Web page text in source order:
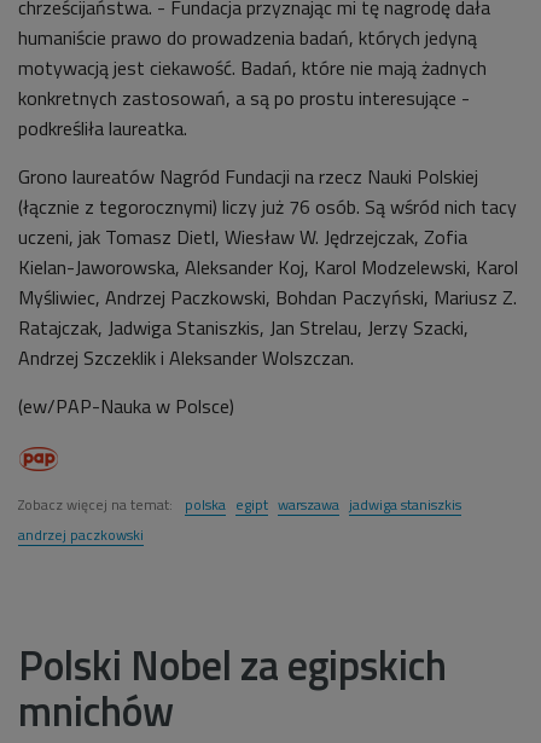
chrześcijaństwa. - Fundacja przyznając mi tę nagrodę dała
humaniście prawo do prowadzenia badań, których jedyną
motywacją jest ciekawość. Badań, które nie mają żadnych
konkretnych zastosowań, a są po prostu interesujące -
podkreśliła laureatka.
Grono laureatów Nagród Fundacji na rzecz Nauki Polskiej
(łącznie z tegorocznymi) liczy już 76 osób. Są wśród nich tacy
uczeni, jak Tomasz Dietl, Wiesław W. Jędrzejczak, Zofia
Kielan-Jaworowska, Aleksander Koj, Karol Modzelewski, Karol
Myśliwiec, Andrzej Paczkowski, Bohdan Paczyński, Mariusz Z.
Ratajczak, Jadwiga Staniszkis, Jan Strelau, Jerzy Szacki,
Andrzej Szczeklik i Aleksander Wolszczan.
(ew/PAP-Nauka w Polsce)
Zobacz więcej na temat: polska egipt warszawa jadwiga staniszkis
andrzej paczkowski
Polski Nobel za egipskich
mnichów